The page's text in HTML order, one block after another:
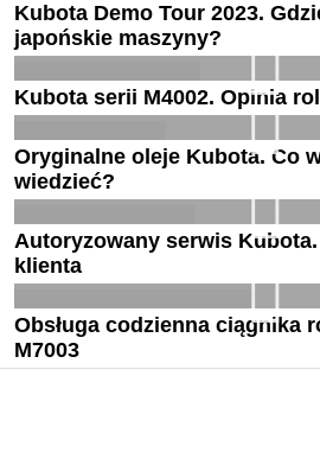
Kubota Demo Tour 2023.
japońskie maszyny?
Kubota serii M4002. Opinia
Oryginalne oleje Kubota. Co
wiedzieć?
Autoryzowany serwis
klienta
Obsługa codzienna ciągnika
M7003